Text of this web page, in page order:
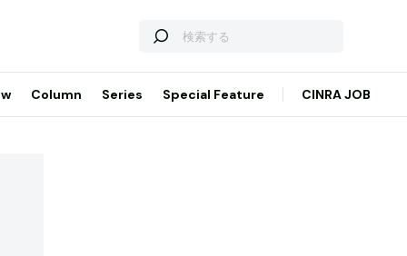
Column Series Special Feature CINRA JOB